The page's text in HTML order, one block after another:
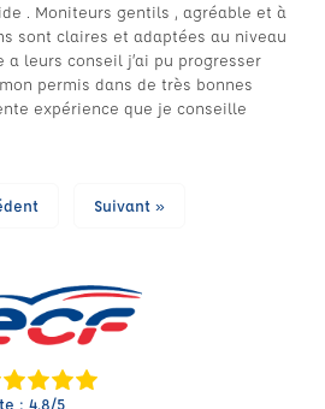
. Moniteurs gentils , agréable et à
sont claires et adaptées au niveau
a leurs conseil j’ai pu progresser
permis dans de très bonnes
expérience que je conseille
Suivant »
: 4.8/5